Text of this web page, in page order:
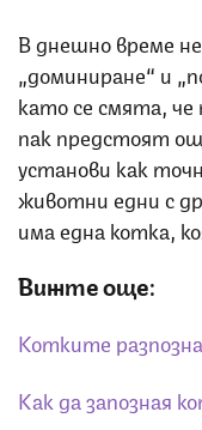
В днешно време
„доминиране“ и
като се смята,
пак предстоят
установи как
животни едни с
има една котка,
Вижте още:
Котките
Как да запозная